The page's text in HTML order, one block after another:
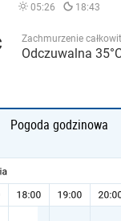
05:26 18:43
Zachmurzenie
Odczuwalna
Pogoda godzinowa